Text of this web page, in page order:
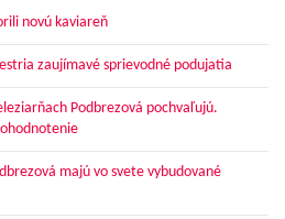
novú kaviareň
zaujímavé sprievodné podujatia
Podbrezová pochvaľujú.
majú vo svete vybudované